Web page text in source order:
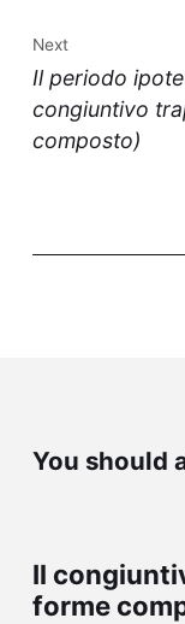
Next
Il periodo
congiuntivo
composto)
You should
Il
forme